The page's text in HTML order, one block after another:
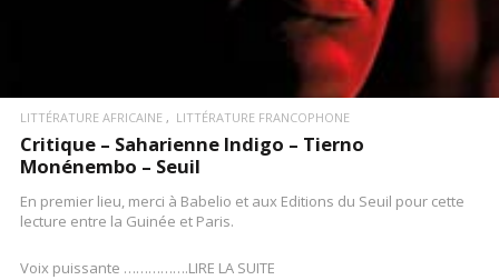
LITTÉRATURE AFRICAINE LITTÉRATURE FRANCOPHONE
Critique – Saharienne Indigo – Tierno
Monénembo – Seuil
En premier lieu, merci à Babelio et aux Editions du Seuil pour cette
lecture entre la Guinée et Paris.
Voix puissante …………….LIRE LA SUITE